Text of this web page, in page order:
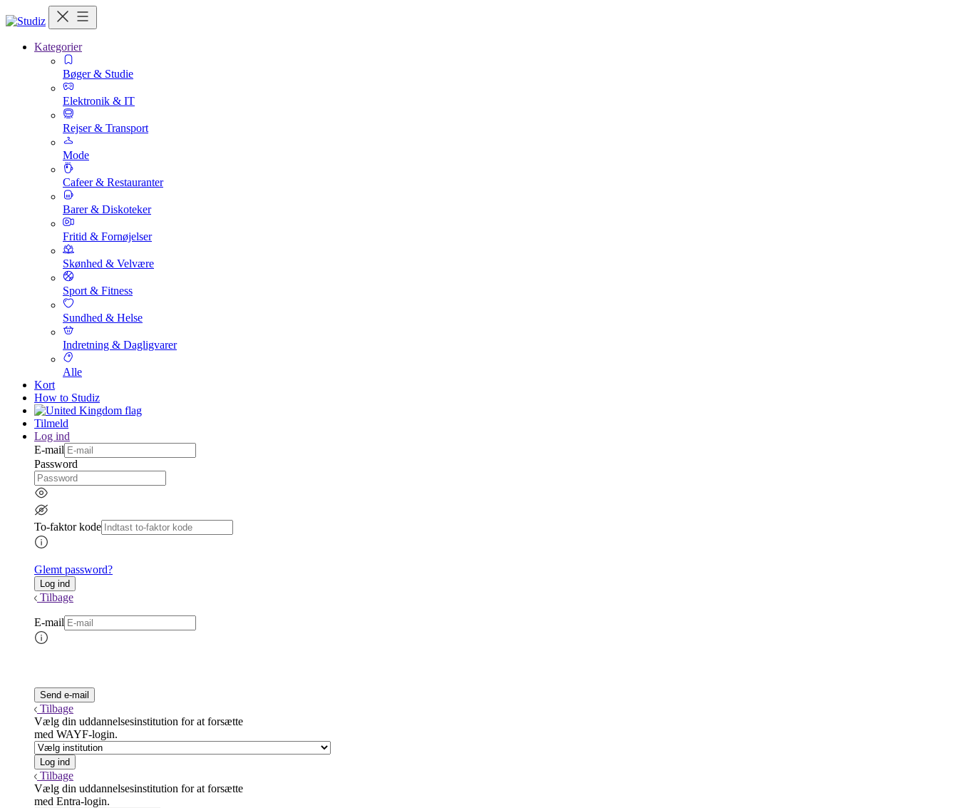
Kategorier
Bøger & Studie
Elektronik & IT
Rejser & Transport
Mode
Cafeer & Restauranter
Barer & Diskoteker
Fritid & Fornøjelser
Skønhed & Velvære
Sport & Fitness
Sundhed & Helse
Indretning & Dagligvarer
Alle
Kort
How to Studiz
Tilmeld
Log ind
E-mail
Password
To-faktor kode
Glemt password?
Tilbage
E-mail
Tilbage
Vælg din uddannelsesinstitution for at forsætte
med WAYF-login.
Tilbage
Vælg din uddannelsesinstitution for at forsætte
med Entra-login.